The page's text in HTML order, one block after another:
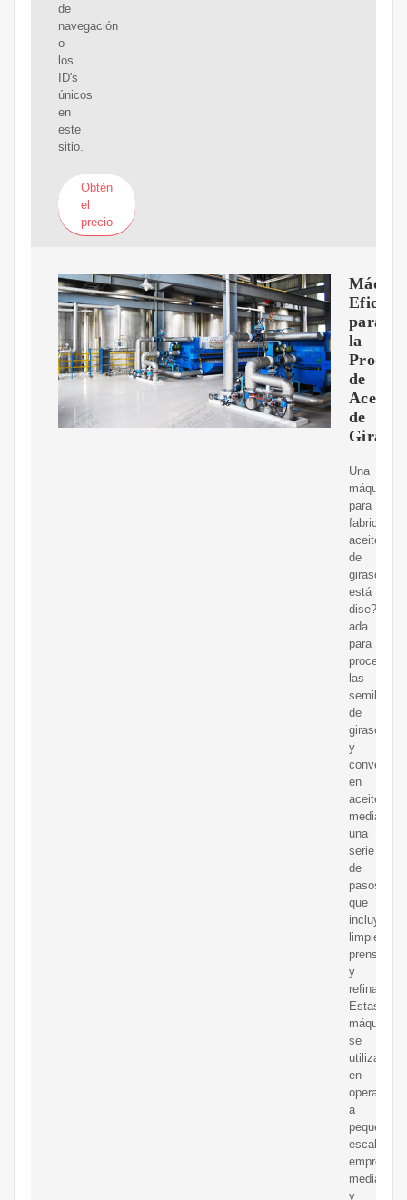
de
navegación
o
los
ID's
únicos
en
este
sitio.
Obtén
el
precio
para
la
de
Aceite
de
Girasol
Una
máquina
para
fabricar
aceite
de
girasol
está
dise?
ada
para
procesar
las
semillas
de
girasol
y
en
aceite
mediante
una
serie
de
pasos
que
incluyen
limpieza,
prensado
y
refinación.
Estas
máquinas
se
utilizan
en
a
pequeña
escala,
empresas
medianas
y